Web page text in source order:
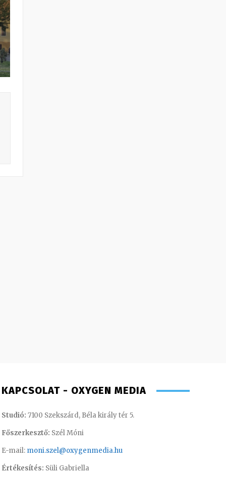
KAPCSOLAT - OXYGEN MEDIA
Studió: 7100 Szekszárd, Béla király tér 5.
Főszerkesztő: Szél Móni
E-mail: moni.szel@oxygenmedia.hu
Értékesítés: Süli Gabriella